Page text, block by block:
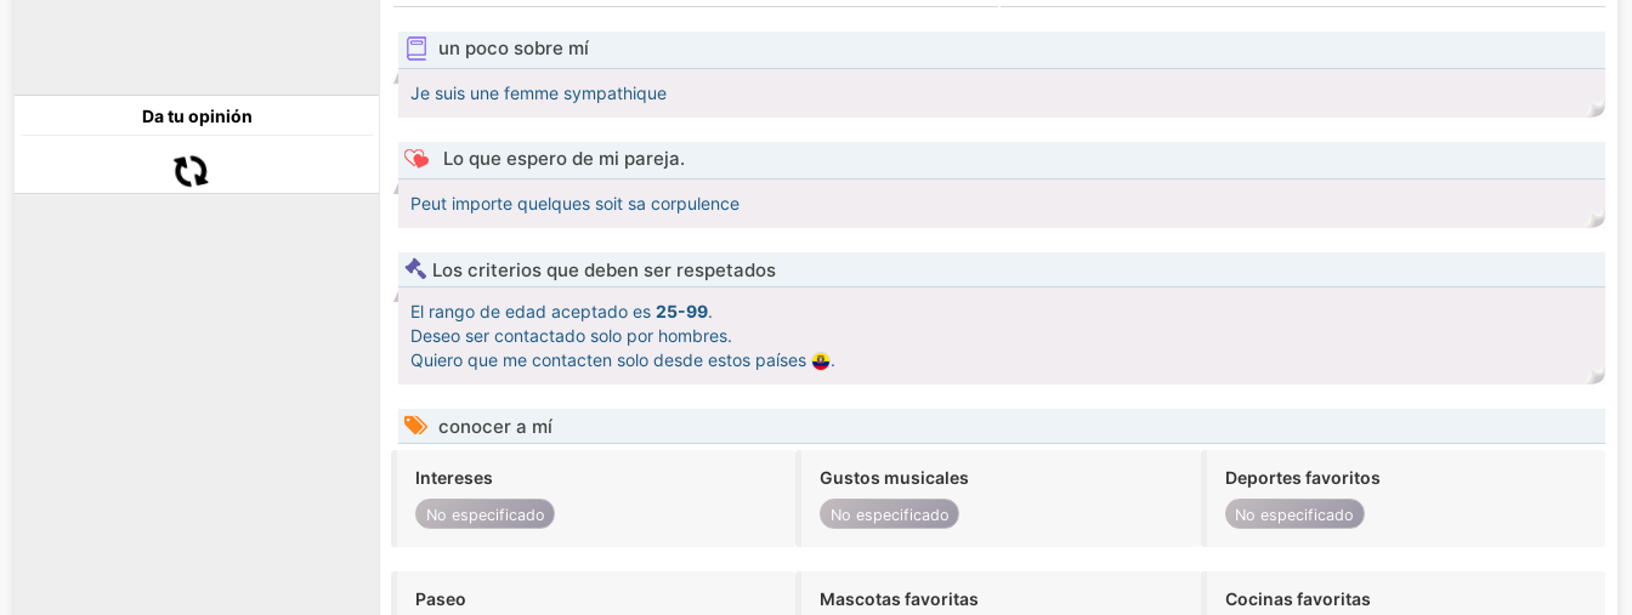
Da tu opinión
un poco sobre mí
Je suis une femme sympathique
Lo que espero de mi pareja.
Peut importe quelques soit sa corpulence
Los criterios que deben ser respetados
El rango de edad aceptado es 25-99.
Deseo ser contactado solo por hombres.
Quiero que me contacten solo desde estos países
.
conocer a mí
Intereses
No especificado
Gustos musicales
No especificado
Deportes favoritos
No especificado
Paseo Mascotas favoritas Cocinas favoritas